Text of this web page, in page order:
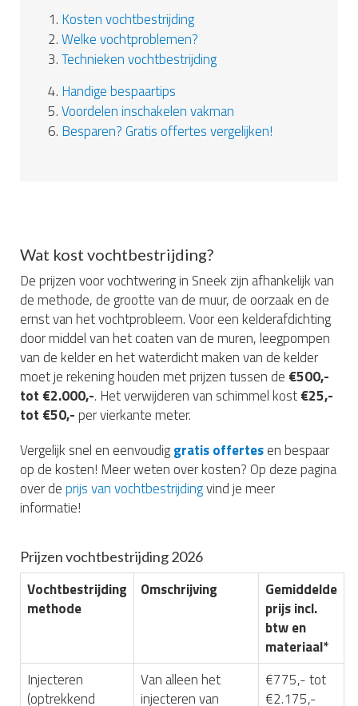
1. Kosten vochtbestrijding
2.Welke vochtproblemen?
3.Technieken vochtbestrijding
4. Handige bespaartips
5.Voordelen inschakelen vakman
6. Besparen? Gratis offertes vergelijken!
Wat kost vochtbestrijding?
De prijzen voor vochtwering in Sneek zijn afhankelijk van
de methode, de grootte van de muur, de oorzaak en de
ernst van het vochtprobleem. Voor een kelderafdichting
door middel van het coaten van de muren, leegpompen
van de kelder en het waterdicht maken van de kelder
moet je rekening houden met prijzen tussen de €500,-
tot €2.000,-. Het verwijderen van schimmel kost€25,-
tot €50,- per vierkante meter.
Vergelijk snel en eenvoudiggratis offertesen bespaar
op de kosten! Meer weten over kosten? Op deze pagina
over deprijs van vochtbestrijdingvind je meer
informatie!
Prijzen vochtbestrijding 2026
Vochtbestrijding
methode
Omschrijving
Gemiddelde
prijs incl.
btw en
materiaal*
Injecteren
(optrekkend
Van alleen het
injecteren van
€775,- tot
€2.175,-